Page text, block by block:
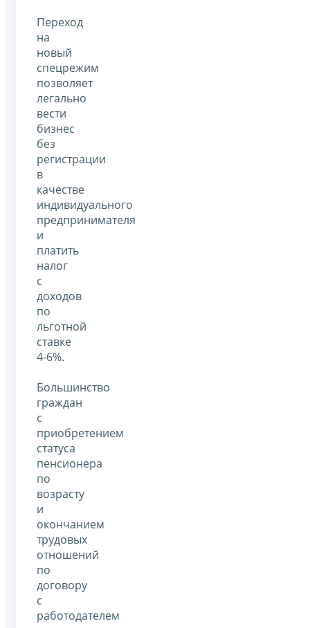
Переход
на
новый
спецрежим
позволяет
легально
вести
бизнес
без
регистрации
в
качестве
индивидуального
предпринимателя
и
платить
налог
с
доходов
по
льготной
ставке
4-6%.
Большинство
граждан
с
приобретением
статуса
пенсионера
по
возрасту
и
окончанием
трудовых
отношений
по
договору
с
работодателем